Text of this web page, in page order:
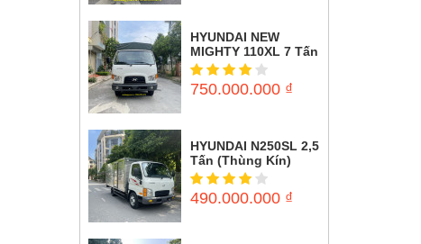
HYUNDAI NEW
MIGHTY 110XL 7 Tấn
(Thùng mui bạt)
750.000.000 ₫
HYUNDAI N250SL 2,5
Tấn (Thùng Kín)
490.000.000 ₫